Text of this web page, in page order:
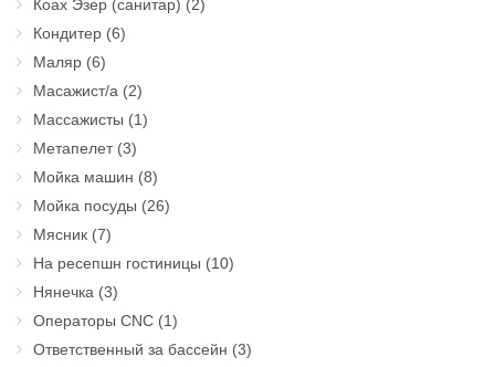
Коах Эзер (санитар) (2)
Кондитер (6)
Маляр (6)
Масажист/а (2)
Массажисты (1)
Метапелет(3)
Мойка машин (8)
Мойка посуды (26)
Мясник (7)
На ресепшн гостиницы (10)
Нянечка (3)
Операторы CNC (1)
Ответственный за бассейн (3)